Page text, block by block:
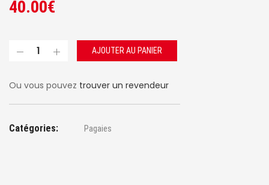
40.00€
AJOUTER AU PANIER
Ou vous pouvez trouver un revendeur
Catégories: Pagaies